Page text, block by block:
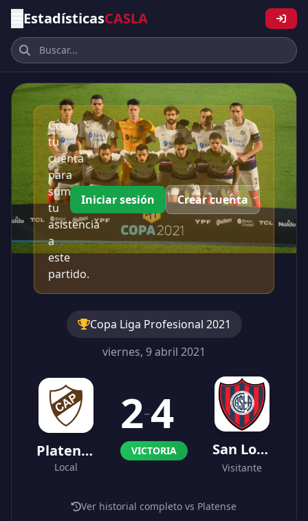
EstadísticasCASLA
Creá
tu
cuenta
para
sumar
tu
asistencia
a
este
partido.
Iniciar sesión Crear cuenta
Copa Liga Profesional 2021
viernes, 9 abril 2021
Platense
Local
2-4
VICTORIA San Lorenzo
Visitante
Ver historial completo vs Platense